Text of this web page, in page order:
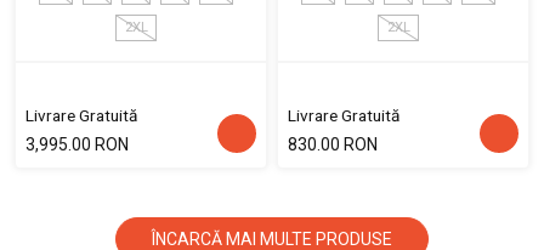
2XL
Livrare Gratuită
3,995.00 RON
2XL
Livrare Gratuită
830.00 RON
ÎNCARCĂ MAI MULTE PRODUSE